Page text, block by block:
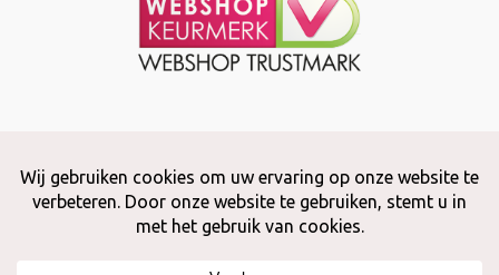
Copyright © 2026 Snuffelstore
Adax BV - 0032 (0)50 66 56 51 -info@snuffelstore.be